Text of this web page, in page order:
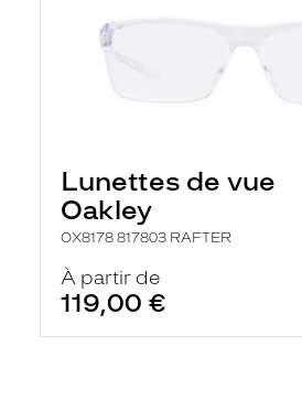
Lunettes de vue
Oakley
OX8178 817803 RAFTER
À partir de
119,00 €